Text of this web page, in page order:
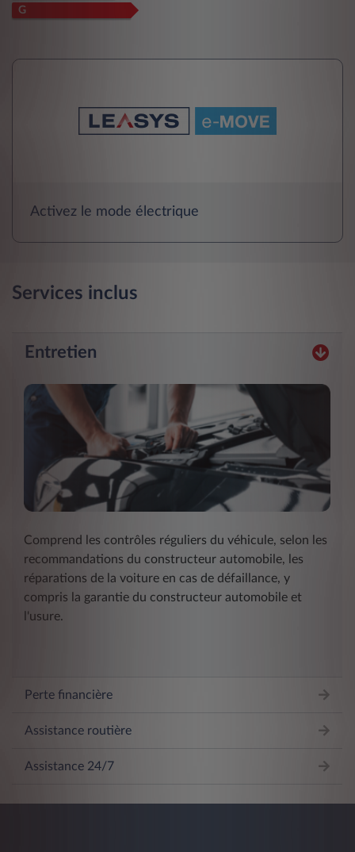
G
Activez le mode électrique
Services inclus
Entretien
Comprend les contrôles réguliers du véhicule, selon les
recommandations du constructeur automobile, les
réparations de la voiture en cas de défaillance, y
compris la garantie du constructeur automobile et
l'usure.
Perte financière
Assistance routière
Assistance 24/7